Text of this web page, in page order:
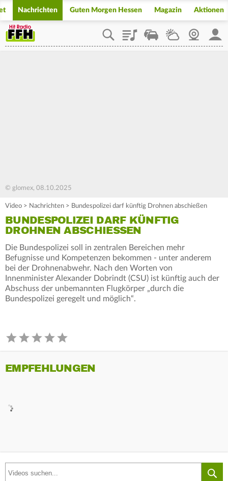
Nachrichten Guten Morgen Hessen Magazin Aktionen
PlaylistStaupilotWetterWebcam
© glomex, 08.10.2025
Video > Nachrichten > Bundespolizei darf künftig Drohnen abschießen
BUNDESPOLIZEI DARF KÜNFTIG
DROHNEN ABSCHIESSEN
Die Bundespolizei soll in zentralen Bereichen mehr
Befugnisse und Kompetenzen bekommen - unter anderem
bei der Drohnenabwehr. Nach den Worten von
Innenminister Alexander Dobrindt (CSU) ist künftig auch der
Abschuss der unbemannten Flugkörper „durch die
Bundespolizei geregelt und möglich“.
EMPFEHLUNGEN